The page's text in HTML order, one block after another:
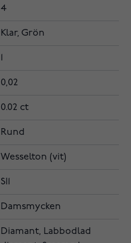
4
Klar, Grön
0,02
0.02 ct
Rund
Wesselton (vit)
SI1
Damsmycken
Diamant, Labbodlad